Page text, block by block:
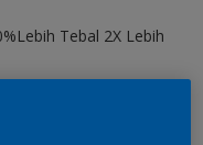
Tebal 2X Lebih